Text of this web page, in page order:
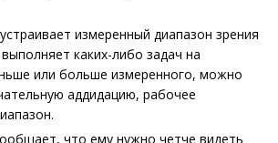
измеренный диапазон зрения
каких-либо задач на
или больше измеренного, можно
аддидацию, рабочее
что ему нужно четче видеть